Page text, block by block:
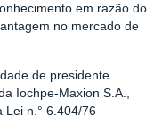
em razão do
no mercado de
de presidente
Iochpe-Maxion S.A.,
Lei n.° 6.404/76